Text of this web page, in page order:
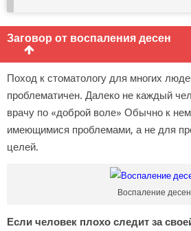
Заговор от воспаления десен
Поход к стоматологу для многих
проблематичен. Далеко не каждый
врачу по «доброй воле» Обычно к
имеющимися проблемами, а не для
целей.
Воспаление десен
Если человек плохо следит за